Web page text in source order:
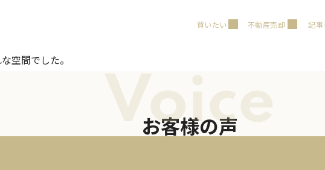
買いたい 不動産売却 記
空間でした。
Voice
お客様の声